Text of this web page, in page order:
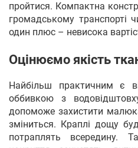
пройтися. Компактна
громадському
один плюс – невисока
Оцінюємо якість
Найбільш практичним є
оббивкою з
допоможе захистити
зміниться. Краплі дощу
потраплять всередину.